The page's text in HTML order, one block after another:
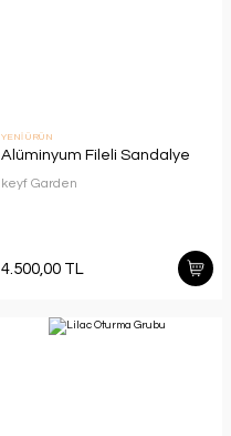
YENİ ÜRÜN
Alüminyum Fileli Sandalye
keyf Garden
4.500,00 TL